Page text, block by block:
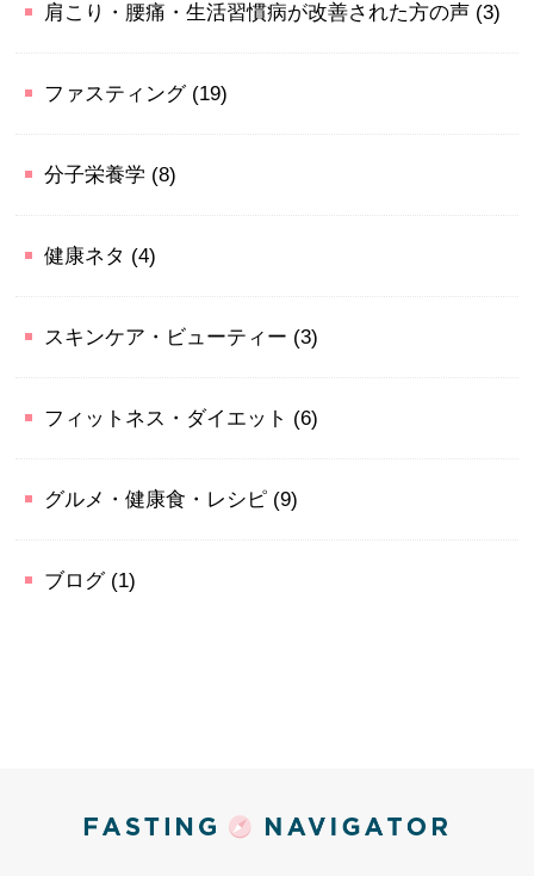
肩こり・腰痛・生活習慣病が改善された方の声 (3)
ファスティング(19)
分子栄養学 (8)
健康ネタ (4)
スキンケア・ビューティー (3)
フィットネス・ダイエット (6)
グルメ・健康食・レシピ (9)
ブログ(1)